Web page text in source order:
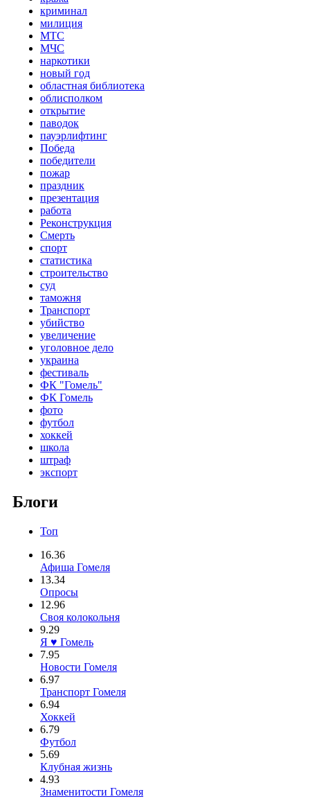
криминал
милиция
МТС
МЧС
наркотики
новый год
областная библиотека
облисполком
открытие
паводок
пауэрлифтинг
Победа
победители
пожар
праздник
презентация
работа
Реконструкция
Смерть
спорт
статистика
строительство
суд
таможня
Транспорт
убийство
увеличение
уголовное дело
украина
фестиваль
ФК "Гомель"
ФК Гомель
фото
футбол
хоккей
школа
штраф
экспорт
Блоги
Топ
16.36
Афиша Гомеля
13.34
Опросы
12.96
Своя колокольня
9.29
Я ♥ Гомель
7.95
Новости Гомеля
6.97
Транспорт Гомеля
6.94
Хоккей
6.79
Футбол
5.69
Клубная жизнь
4.93
Знаменитости Гомеля